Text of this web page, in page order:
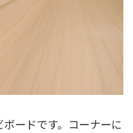
ードです。コーナーに